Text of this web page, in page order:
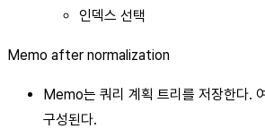
인덱스 선택
Memo after normalization
Memo는 쿼리 계획 트리를 저장한다.
구성된다.